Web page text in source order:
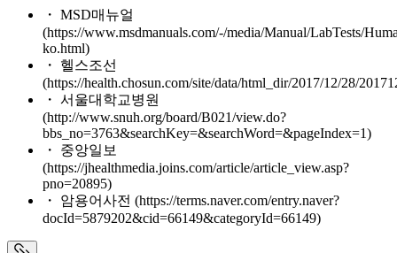
・ MSD매뉴얼
(https://www.msdmanuals.com/-/media/Manual/LabTests/
ko.html)
・ 헬스조선
(https://health.chosun.com/site/data/html_dir/2017/12/28/
・ 서울대학교병원
(http://www.snuh.org/board/B021/view.do?
bbs_no=3763&searchKey=&searchWord=&pageIndex=1)
・ 중앙일보
(https://jhealthmedia.joins.com/article/article_view.asp?
pno=20895)
・ 암용어사전 (https://terms.naver.com/entry.naver?
docId=5879202&cid=66149&categoryId=66149)